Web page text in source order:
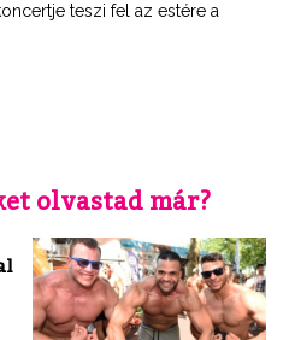
teszi fel az estére a
olvastad már?